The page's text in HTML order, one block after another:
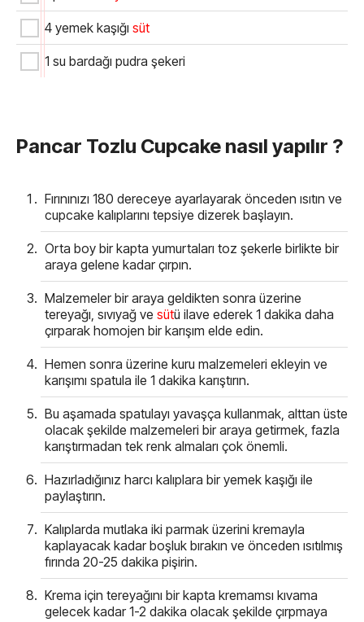
4 yemek kaşığı süt
1 su bardağı pudra şekeri
Pancar Tozlu Cupcake nasıl yapılır ?
Fırınınızı 180 dereceye ayarlayarak önceden ısıtın ve
cupcake kalıplarını tepsiye dizerek başlayın.
Orta boy bir kapta yumurtaları toz şekerle birlikte bir
araya gelene kadar çırpın.
Malzemeler bir araya geldikten sonra üzerine
tereyağı, sıvıyağ ve sütü ilave ederek 1 dakika daha
çırparak homojen bir karışım elde edin.
Hemen sonra üzerine kuru malzemeleri ekleyin ve
karışımı spatula ile 1 dakika karıştırın.
Bu aşamada spatulayı yavaşça kullanmak, alttan üste
olacak şekilde malzemeleri bir araya getirmek, fazla
karıştırmadan tek renk almaları çok önemli.
Hazırladığınız harcı kalıplara bir yemek kaşığı ile
paylaştırın.
Kalıplarda mutlaka iki parmak üzerini kremayla
kaplayacak kadar boşluk bırakın ve önceden ısıtılmış
fırında 20-25 dakika pişirin.
Krema için tereyağını bir kapta kremamsı kıvama
gelecek kadar 1-2 dakika olacak şekilde çırpmaya